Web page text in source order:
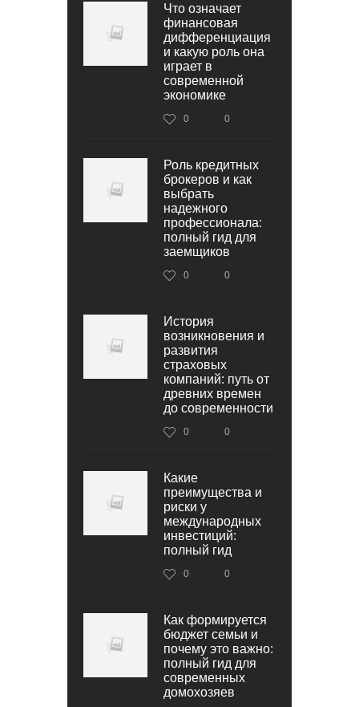
Что означает
финансовая
дифференциация
и какую роль она
играет в
современной
экономике
0 0
Роль кредитных
брокеров и как
выбрать
надежного
профессионала:
полный гид для
заемщиков
0 0
История
возникновения и
развития
страховых
компаний: путь от
древних времен
до современности
0 0
Какие
преимущества и
риски у
международных
инвестиций:
полный гид
0 0
Как формируется
бюджет семьи и
почему это важно:
полный гид для
современных
домохозяев